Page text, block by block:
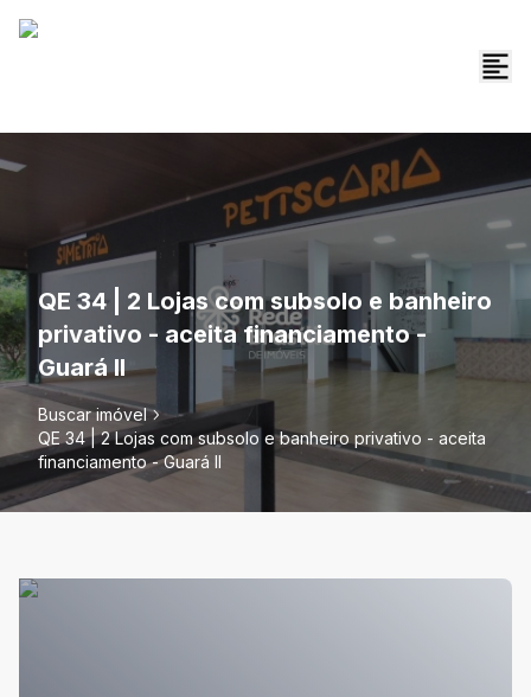
QE 34 | 2 Lojas com subsolo e banheiro
privativo - aceita financiamento -
Guará II
Buscar imóvel
QE 34 | 2 Lojas com subsolo e banheiro privativo - aceita
financiamento - Guará II